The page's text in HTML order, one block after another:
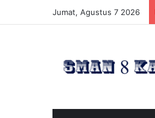
Jumat, Agustus 7 2026